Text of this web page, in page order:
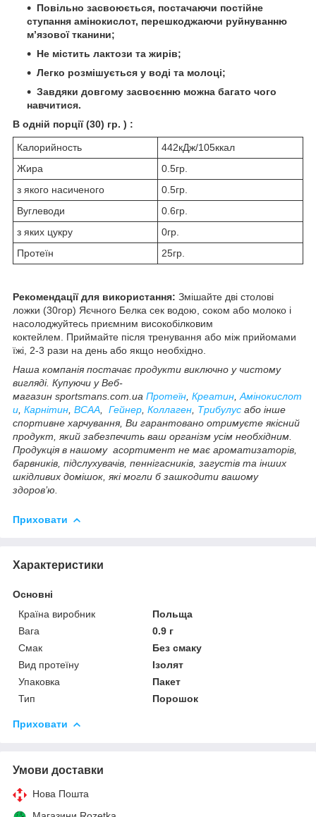
Повільно засвоюється, постачаючи постійне
ступання амінокислот, перешкоджаючи руйнуванню
м’язової тканини;
Не містить лактози та жирів;
Легко розмішується у воді та молоці;
Завдяки довгому засвоєнню можна багато чого
навчитися.
В одній порції (30) гр. ) :
Калорийность
442кДж/105ккал
Жира
0.5гр.
з якого насиченого
0.5гр.
Вуглеводи
0.6гр.
з яких цукру
0гр.
Протеїн
25гр.
Рекомендації для використання: Змішайте дві столові
ложки (30гор) Яєчного Белка сек водою, соком або молоко і
насолоджуйтесь приємним високобілковим
коктейлем. Приймайте після тренування або між прийомами
їжі, 2-3 рази на день або якщо необхідно.
Наша компанія постачає продукти виключно у чистому
вигляді. Купуючи у Веб-
магазин sportsmans.com.ua Протеїн Креатин Амінокислот
и Карнітин BCAA Гейнер Коллаген Трибулус або інше
спортивне харчування, Ви гарантовано отримуєте якісний
продукт, який забезпечить ваш організм усім необхідним.
Продукція в нашому асортимент не має ароматизаторів,
барвників, підслухувачів, пеннігасників, загустів та інших
шкідливих домішок, які могли б зашкодити вашому
здоров’ю.
Приховати
Характеристики
Основні
Країна виробник
Польща
Вага
0.9 г
Смак
Без смаку
Вид протеїну
Ізолят
Упаковка
Пакет
Тип
Порошок
Приховати
Умови доставки
Нова Пошта